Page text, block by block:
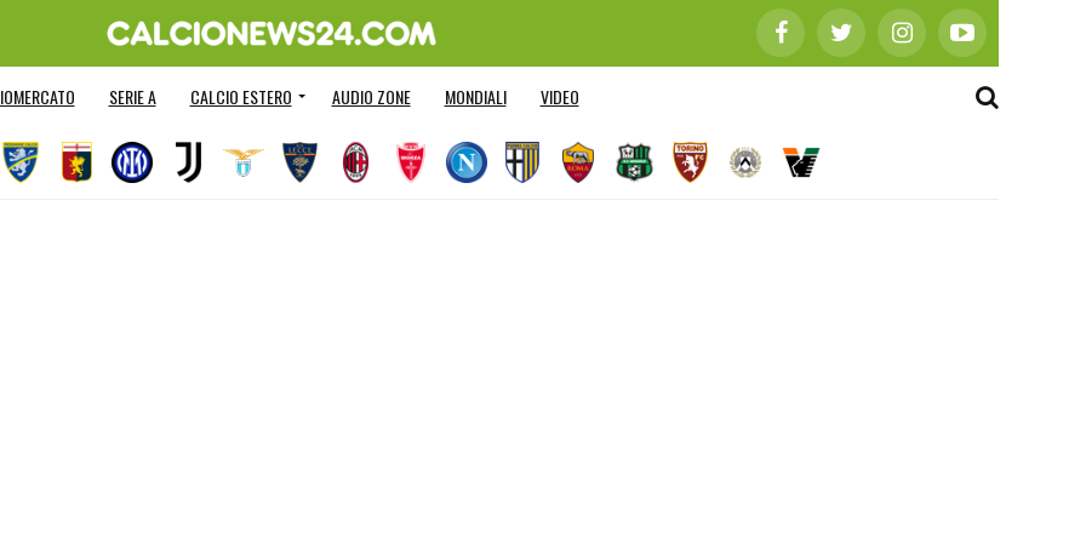
SERIE A CALCIO ESTERO AUDIO ZONE MONDIALI VIDEO